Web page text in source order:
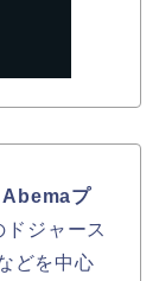
Abemaプ
ドジャース
どを中心